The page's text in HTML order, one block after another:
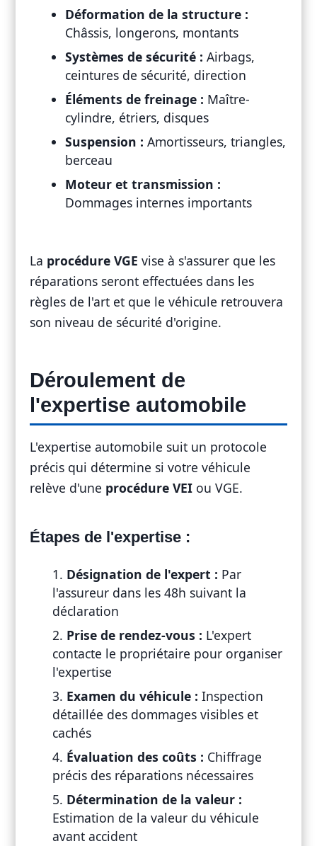
Déformation de la structure :
Châssis, longerons, montants
Systèmes de sécurité : Airbags,
ceintures de sécurité, direction
Éléments de freinage : Maître-
cylindre, étriers, disques
Suspension : Amortisseurs, triangles,
berceau
Moteur et transmission :
Dommages internes importants
La procédure VGE vise à s'assurer que les
réparations seront effectuées dans les
règles de l'art et que le véhicule retrouvera
son niveau de sécurité d'origine.
Déroulement de
l'expertise automobile
L'expertise automobile suit un protocole
précis qui détermine si votre véhicule
relève d'une procédure VEI ou VGE.
Étapes de l'expertise :
Désignation de l'expert : Par
l'assureur dans les 48h suivant la
déclaration
Prise de rendez-vous : L'expert
contacte le propriétaire pour organiser
l'expertise
Examen du véhicule : Inspection
détaillée des dommages visibles et
cachés
Évaluation des coûts : Chiffrage
précis des réparations nécessaires
Détermination de la valeur :
Estimation de la valeur du véhicule
avant accident